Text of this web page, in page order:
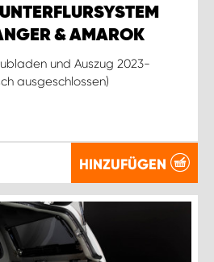
& AMAROK
und Auszug 2023-
ausgeschlossen)
HINZUFÜGEN